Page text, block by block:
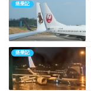
搭乗記
搭乗記